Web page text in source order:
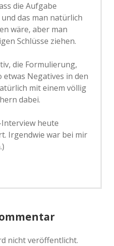
die Aufgabe
das man natürlich
wäre, aber man
Schlüsse ziehen.
die Formulierung,
etwas Negatives in den
mit einem völlig
dabei.
heute
Irgendwie war bei mir
nicht veröffentlicht.